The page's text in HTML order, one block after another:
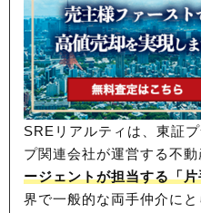
SREリアルティは、東証
プ関連会社が運営する不
ージェントが担当する「
界で一般的な両手仲介に